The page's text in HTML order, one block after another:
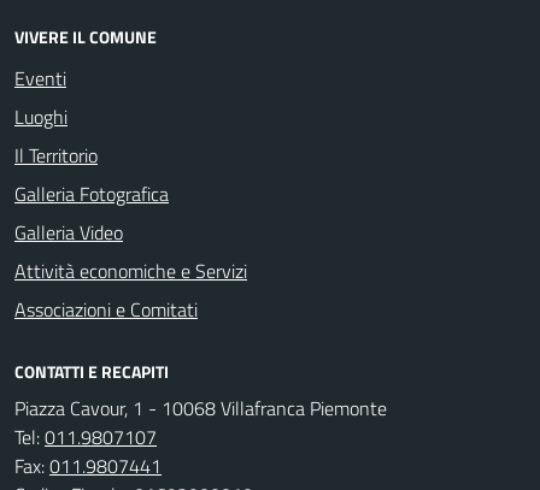
VIVERE IL COMUNE
Eventi
Luoghi
Il Territorio
Galleria Fotografica
Galleria Video
Attività economiche e Servizi
Associazioni e Comitati
CONTATTI E RECAPITI
Piazza Cavour, 1 - 10068 Villafranca Piemonte
Tel:011.9807107
Fax:011.9807441